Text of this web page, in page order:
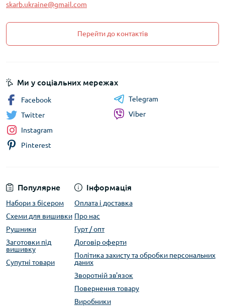
skarb.ukraine@gmail.com
Перейти до контактів
Популярне
Набори з бісером
Схеми для вишивки
Рушники
Заготовки під
вишивку
Супутні товари
Інформація
Оплата і доставка
Про нас
Гурт / опт
Договір оферти
Політика захисту та обробки персональних
даних
Зворотній зв'язок
Повернення товару
Виробники
Ми у соціальних мережах
Facebook
Twitter
Instagram
Pinterest
Telegram
Viber